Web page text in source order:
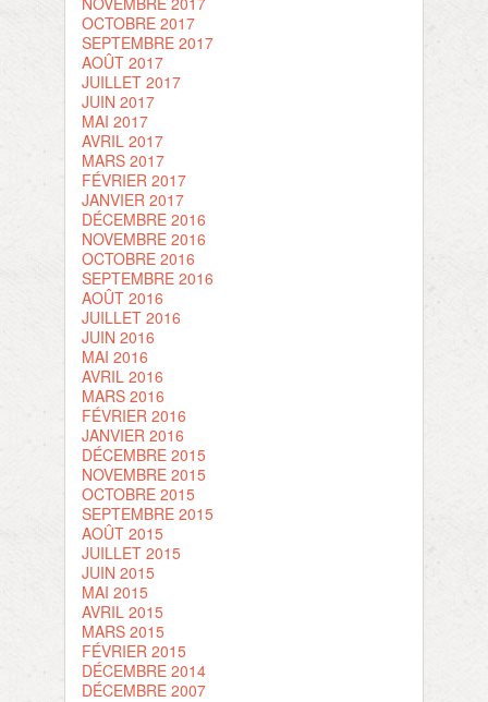
OCTOBRE 2017
SEPTEMBRE 2017
AOÛT 2017
JUILLET 2017
JUIN 2017
MAI 2017
AVRIL 2017
MARS 2017
FÉVRIER 2017
JANVIER 2017
DÉCEMBRE 2016
NOVEMBRE 2016
OCTOBRE 2016
SEPTEMBRE 2016
AOÛT 2016
JUILLET 2016
JUIN 2016
MAI 2016
AVRIL 2016
MARS 2016
FÉVRIER 2016
JANVIER 2016
DÉCEMBRE 2015
NOVEMBRE 2015
OCTOBRE 2015
SEPTEMBRE 2015
AOÛT 2015
JUILLET 2015
JUIN 2015
MAI 2015
AVRIL 2015
MARS 2015
FÉVRIER 2015
DÉCEMBRE 2014
DÉCEMBRE 2007